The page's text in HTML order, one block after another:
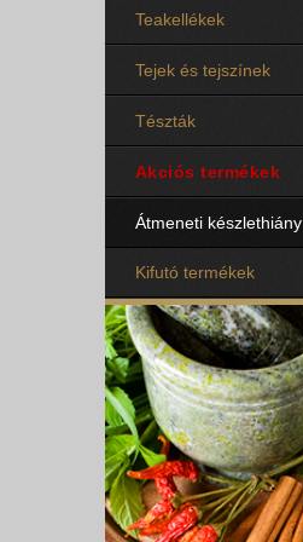
Teakellékek
Tejek és tejszínek
Tészták
Akciós termékek
Átmeneti készlethiány
Kifutó termékek